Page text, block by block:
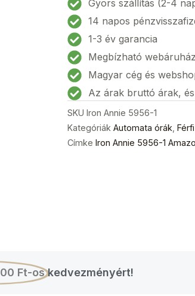
Amazonas
Automatic
Férfi
karóra
40mm
5ATM
mennyiség
Gyors szállítás (2-4
14 napos
1-3 év garancia
Megbízható webáruház
Magyar cég és
Az árak bruttó árak,
SKU Iron Annie 5956-1
Kategóriák Automata órák
Címke Iron Annie 5956-1
Ft-os kedvezményért!